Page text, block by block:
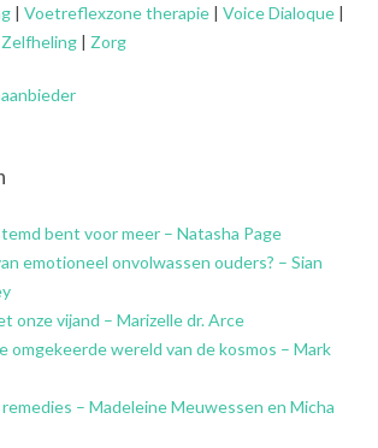
| Voetreflexzone therapie | Voice Dialoque |
Zelfheling | Zorg
bent voor meer – Natasha Page
emotioneel onvolwassen ouders? – Sian
onze vijand – Marizelle dr. Arce
omgekeerde wereld van de kosmos – Mark
– Madeleine Meuwessen en Micha